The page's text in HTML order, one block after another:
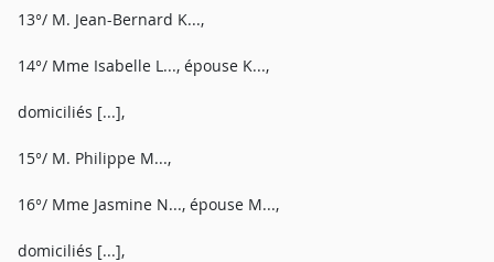
13°/ M. Jean-Bernard K...,
14°/ Mme Isabelle L..., épouse K...,
domiciliés [...],
15°/ M. Philippe M...,
16°/ Mme Jasmine N..., épouse M...,
domiciliés [...],